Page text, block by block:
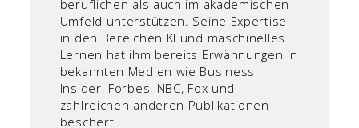
beruflichen als auch im akademischen
Umfeld unterstützen. Seine Expertise
in den Bereichen KI und maschinelles
Lernen hat ihm bereits Erwähnungen in
bekannten Medien wie Business
Insider, Forbes, NBC, Fox und
zahlreichen anderen Publikationen
beschert.